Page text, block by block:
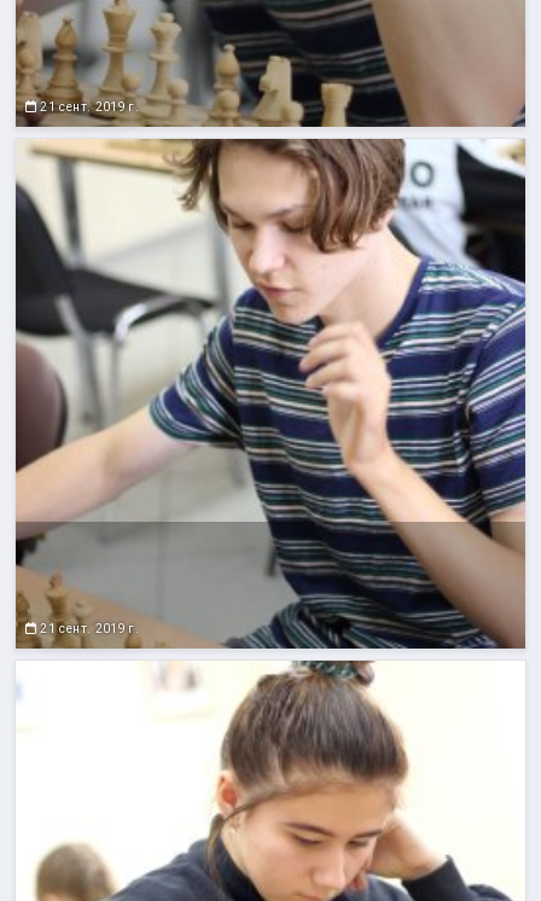
21 сент. 2019 г.
21 сент. 2019 г.